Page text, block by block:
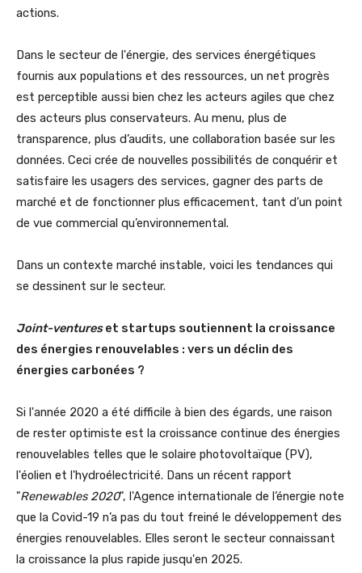
actions.
Dans le secteur de l'énergie, des services énergétiques
fournis aux populations et des ressources, un net progrès
est perceptible aussi bien chez les acteurs agiles que chez
des acteurs plus conservateurs. Au menu, plus de
transparence, plus d’audits, une collaboration basée sur les
données. Ceci crée de nouvelles possibilités de conquérir et
satisfaire les usagers des services, gagner des parts de
marché et de fonctionner plus efficacement, tant d’un point
de vue commercial qu’environnemental.
Dans un contexte marché instable, voici les tendances qui
se dessinent sur le secteur.
Joint-ventureset startups soutiennent la croissance
des énergies renouvelables : vers un déclin des
énergies carbonées ?
Si l'année 2020 a été difficile à bien des égards, une raison
de rester optimiste est la croissance continue des énergies
renouvelables telles que le solaire photovoltaïque (PV),
l'éolien et l'hydroélectricité. Dans un récent rapport
"Renewables 2020", l'Agence internationale de l’énergie note
que la Covid-19 n’a pas du tout freiné le développement des
énergies renouvelables. Elles seront le secteur connaissant
la croissance la plus rapide jusqu'en 2025.